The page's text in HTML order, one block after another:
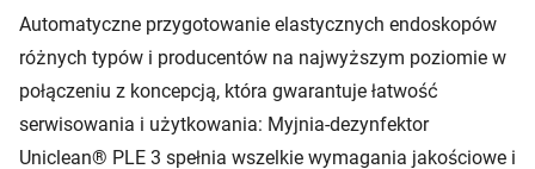
Automatyczne przygotowanie elastycznych endoskopów
różnych typów i producentów na najwyższym poziomie w
połączeniu z koncepcją, która gwarantuje łatwość
serwisowania i użytkowania: Myjnia-dezynfektor
Uniclean® PLE 3 spełnia wszelkie wymagania jakościowe i